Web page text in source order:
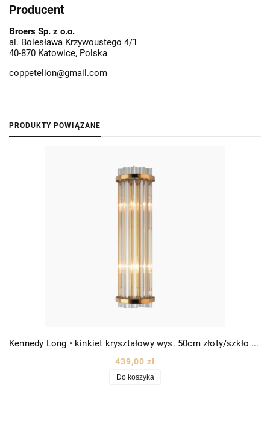
Producent
Broers Sp. z o.o.
al. Bolesława Krzywoustego 4/1
40-870 Katowice, Polska
coppetelion@gmail.com
PRODUKTY POWIĄZANE
Kennedy Long • kinkiet kryształowy wys. 50cm złoty/szkło kryształowe
439,00 zł
Do koszyka